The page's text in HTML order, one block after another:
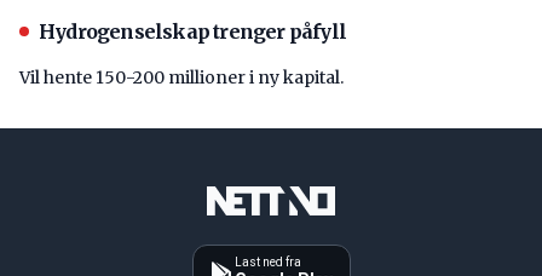
Hydrogenselskap trenger påfyll
Vil hente 150-200 millioner i ny kapital.
Last ned fra